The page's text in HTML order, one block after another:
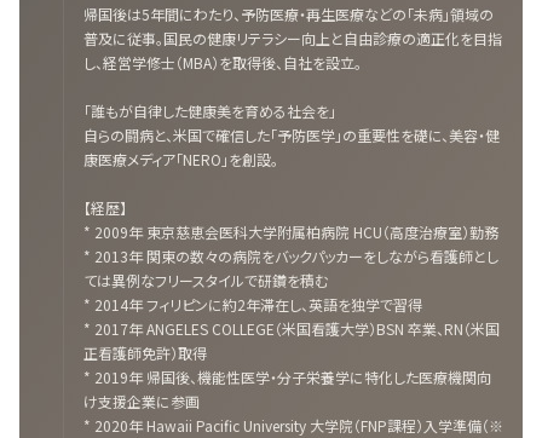
帰国後は5年間にわたり、予防医療・再生医療などの「未病」領域の
普及に従事。国民の健康リテラシー向上と自由診療の適正化を目指
し、経営学修士（MBA）を取得後、自社を設立。
「誰もが自律した健康美を育める社会を」
自らの闘病と、米国で確信した「予防医学」の重要性を礎に、美容・健
康医療メディア「NERO」を創設。
【経歴】
* 2009年 東京慈恵会医科大学附属柏病院 HCU（高度治療室）勤務
* 2013年 関東の数々の病院をバックパッカーをしながら看護師とし
ては異例なフリースタイルで研鑽を積む
* 2014年 フィリピンに約2年滞在し、英語を独学で習得
* 2017年 ANGELES COLLEGE（米国看護大学）BSN 卒業、RN（米国
正看護師免許）取得
* 2019年 帰国後、機能性医学・分子栄養学に特化した医療機関向
け支援企業に参画
* 2020年 Hawaii Pacific University 大学院（FNP課程）入学準備（※